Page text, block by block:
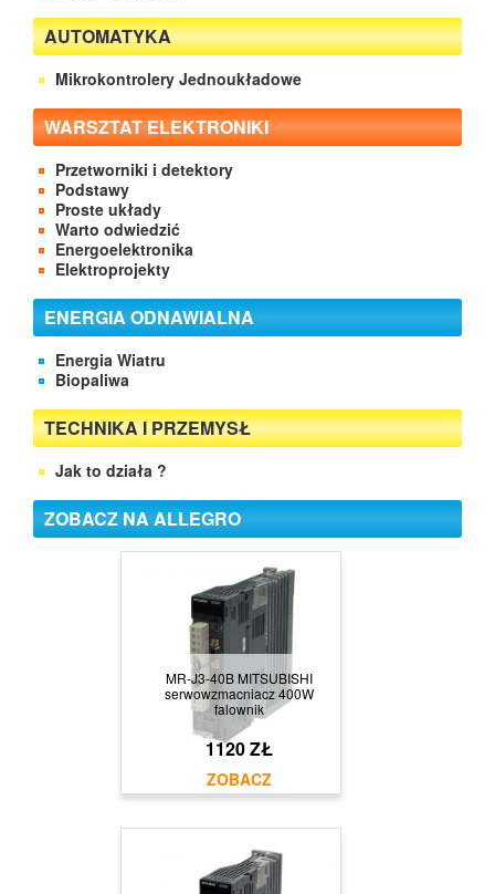
AUTOMATYKA
Mikrokontrolery Jednoukładowe
WARSZTAT ELEKTRONIKI
Przetworniki i detektory
Podstawy
Proste układy
Warto odwiedzić
Energoelektronika
Elektroprojekty
ENERGIA ODNAWIALNA
Energia Wiatru
Biopaliwa
TECHNIKA I PRZEMYSŁ
Jak to działa ?
ZOBACZ NA ALLEGRO
MR-J3-40B MITSUBISHI
serwowzmacniacz 400W
falownik
1120 ZŁ